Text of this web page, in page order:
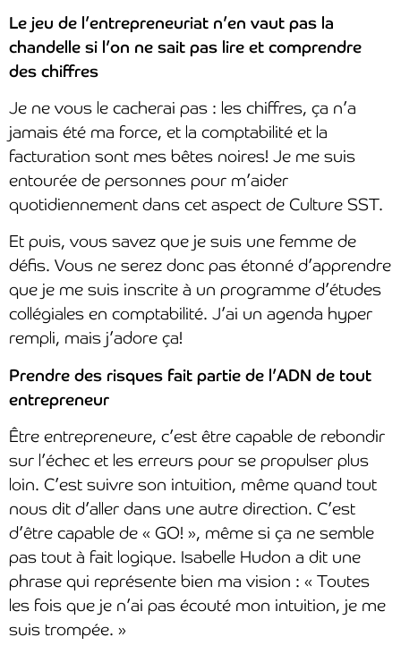
Le jeu de l’entrepreneuriat n’en vaut pas la
chandelle si l’on ne sait pas lire et comprendre
des chiffres
Je ne vous le cacherai pas : les chiffres, ça n’a
jamais été ma force, et la comptabilité et la
facturation sont mes bêtes noires! Je me suis
entourée de personnes pour m’aider
quotidiennement dans cet aspect de Culture SST.
Et puis, vous savez que je suis une femme de
défis. Vous ne serez donc pas étonné d’apprendre
que je me suis inscrite à un programme d’études
collégiales en comptabilité. J’ai un agenda hyper
rempli, mais j’adore ça!
Prendre des risques fait partie de l’ADN de tout
entrepreneur
Être entrepreneure, c’est être capable de rebondir
sur l’échec et les erreurs pour se propulser plus
loin. C’est suivre son intuition, même quand tout
nous dit d’aller dans une autre direction. C’est
d’être capable de « GO! », même si ça ne semble
pas tout à fait logique. Isabelle Hudon a dit une
phrase qui représente bien ma vision : « Toutes
les fois que je n’ai pas écouté mon intuition, je me
suis trompée. »